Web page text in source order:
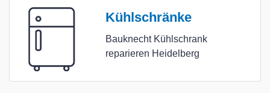
Kühlschränke
Bauknecht Kühlschrank
reparieren Heidelberg